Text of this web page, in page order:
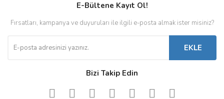
E-Bültene Kayıt Ol!
Fırsatları, kampanya ve duyuruları ile ilgili e-posta almak ister misiniz?
EKLE
Bizi Takip Edin